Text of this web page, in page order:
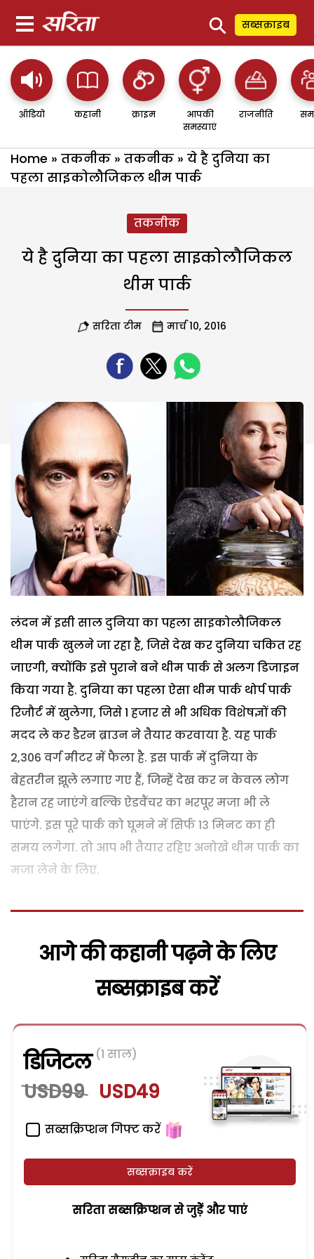
⚲ सब्सक्राइब
ऑडियो कहानी क्राइम
आपकी
समस्याएं
राजनीति
Home » तकनीक » तकनीक » ये है दुनिया का
पहला साइकोलौजिकल थीम पार्क
तकनीक
ये है दुनिया का पहला साइकोलौजिकल
थीम पार्क
सरिता टीम मार्च 10, 2016
लंदन में इसी साल दुनिया का पहला साइकोलौजिकल
थीम पार्क खुलने जा रहा है, जिसे देख कर दुनिया चकित रह
जाएगी, क्योंकि इसे पुराने बने थीम पार्क से अलग डिजाइन
किया गया है. दुनिया का पहला ऐसा थीम पार्क थोर्प पार्क
रिजौर्ट में खुलेगा, जिसे 1 हजार से भी अधिक विशेषज्ञों की
मदद ले कर डैरन ब्राउन ने तैयार करवाया है. यह पार्क
2,306 वर्ग मीटर में फैला है. इस पार्क में दुनिया के
बेहतरीन झूले लगाए गए हैं, जिन्हें देख कर न केवल लोग
हैरान रह जाएंगे बल्कि ऐडवैंचर का भरपूर मजा भी ले
पाएंगे. इस पूरे पार्क को घूमने में सिर्फ 13 मिनट का ही
समय लगेगा. तो आप भी तैयार रहिए अनोखे थीम पार्क का
मजा लेने के लिए.
आगे की कहानी पढ़ने के लिए
सब्सक्राइब करें
डिजिटल (1 साल)
USD99 USD49
सब्सक्रिप्शन गिफ्ट करें
सब्सक्राइब करें
सरिता सब्सक्रिप्शन से जुड़ेें और पाएं